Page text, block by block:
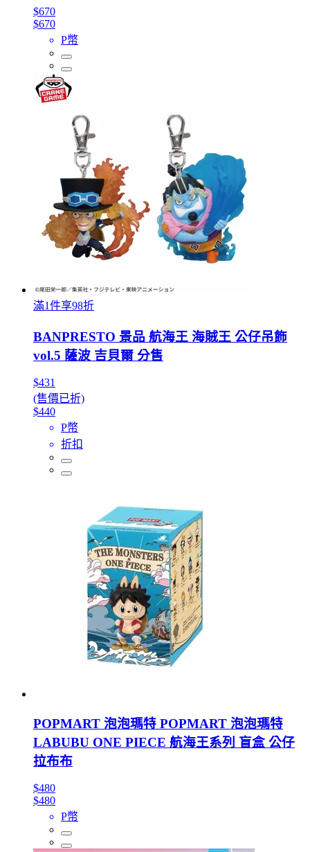
$670
$670
P幣
滿1件享98折
BANPRESTO 景品 航海王 海賊王 公仔吊飾
vol.5 薩波 吉貝爾 分售
$431
(售價已折)
$440
P幣
折扣
POPMART 泡泡瑪特 POPMART 泡泡瑪特
LABUBU ONE PIECE 航海王系列 盲盒 公仔
拉布布
$480
$480
P幣